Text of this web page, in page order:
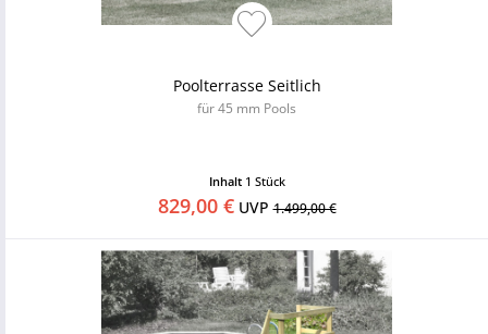
Poolterrasse Seitlich
für 45 mm Pools
Inhalt 1 Stück
829,00 €UVP1.499,00 €